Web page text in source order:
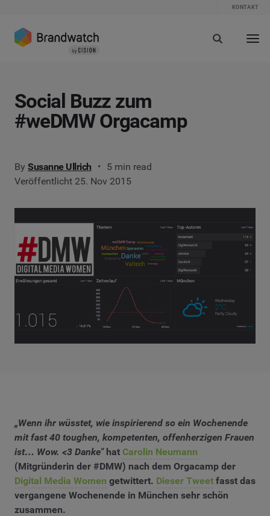
KONTAKT
Social Buzz zum
#weDMW Orgacamp
By Susanne Ullrich
5 min read
Veröffentlicht 25. Nov 2015
„Wenn ihr wüsstet, wie inspirierend so ein Wochenende
mit fast 40 toughen, kompetenten, offenherzigen Frauen
ist… Wow. <3 Danke"hat Carolin Neumann
(Mitgründerin der #DMW) nach dem Orgacamp der
Digital Media Women getwittert. Dieser Tweet fasst das
vergangene Wochenende in München sehr schön
zusammen.